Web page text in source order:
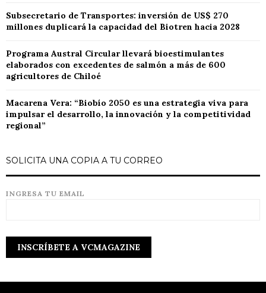
Subsecretario de Transportes: inversión de US$ 270
millones duplicará la capacidad del Biotren hacia 2028
Programa Austral Circular llevará bioestimulantes
elaborados con excedentes de salmón a más de 600
agricultores de Chiloé
Macarena Vera: “Biobío 2050 es una estrategia viva para
impulsar el desarrollo, la innovación y la competitividad
regional”
SOLICITA UNA COPIA A TU CORREO
INGRESA TU EMAIL